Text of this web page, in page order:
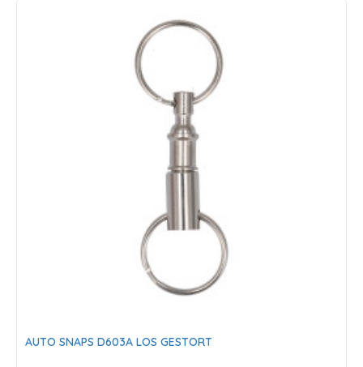
u sleutels op certificaat wilt bestellen kan dit op vertoon van het
certificaat. Wanneer een gecertificeerde sleutel in beheer is van een
bijvoorbeeld een woningcorporatie, Vereniging van Eigenaren of
pandeigenaar heeft u een brief nodig waarin toestemming wordt
gegeven op het bestellen van een nieuwe gecertificeerde sleutel. In
toenemende mate worden wij hierbij gevraagd ook dit te faciliteren.
Met het aanschaffen van een gelijksluitende set betekend dit dat u
meerdere cilinders aanschaft waarbij één en dezelfde sleutel past. Denk
aan de situatie waarin u met één sleutel zowel de voordeur als de
achterdeur, berging en brievenbus in kunt. Dit noemen wij een
gelijksluitende set. U kunt een gelijksluitende set aanschaffen voor
dezelfde sleutel. Deze sleutels kunt u uiteraard op vrij als gecertificeerd
AUTO SNAPS D603A LOS GESTORT